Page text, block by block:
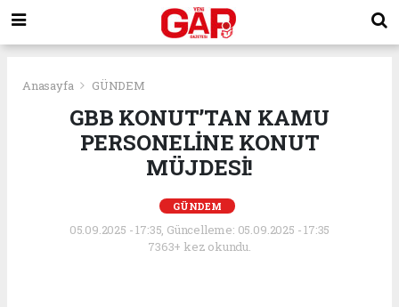
Anasayfa GÜNDEM
GBB KONUT’TAN KAMU
PERSONELİNE KONUT
MÜJDESİ!
GÜNDEM
05.09.2025 - 17:35, Güncelleme: 05.09.2025 - 17:35
7363+ kez okundu.